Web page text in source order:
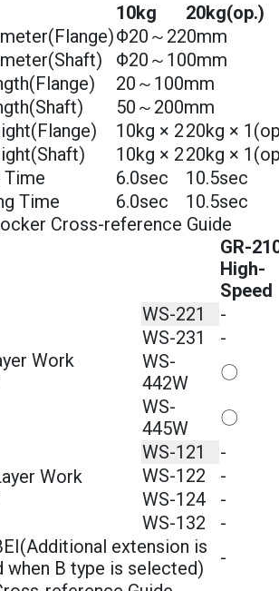
10kg
20kg(op.)
Φ20～220mm
Φ20～100mm
20～100mm
50～200mm
10kg × 220kg ×
10kg × 220kg ×
Time
6.0sec
10.5sec
Time
6.0sec
10.5sec
Cross-reference Guide
GR-
High-
Speed
Work
WS-221 -
WS-231
-
WS-
442W
〇
WS-
445W
〇
Work
WS-121 -
WS-122
-
WS-124
-
WS-132
-
extension is
when B type is selected)
-